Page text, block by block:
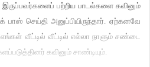
இருப்பவர்களைப் பற்றிய பாடல்களை கவினும்
பாஸ் செய்தி அனுப்பியிருந்தார். ஏற்கனவே
வீட்டில் வீட்டில் எல்லா நாளும் சண்டை
கவினும் சாண்டியும்.